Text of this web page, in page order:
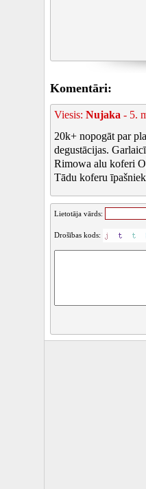
Komentāri:
Viesis: Nujaka - 5.
20k+ nopogāt par
degustācijas.
Rimowa alu koferi
Tādu koferu
Lietotāja vārds:
Drošības kods: